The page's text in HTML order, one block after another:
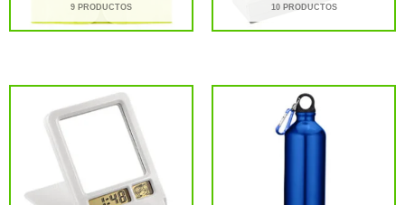
9 PRODUCTOS 10 PRODUCTOS